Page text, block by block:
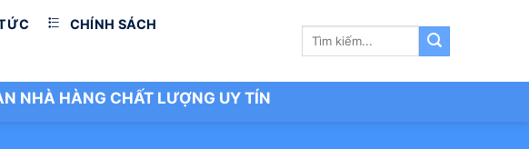
CHÍNH SÁCH
Tìm
NHÀ HÀNG CHẤT LƯỢNG UY TÍN